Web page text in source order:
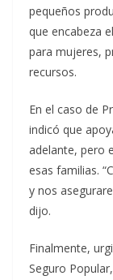
pequeños
que encabeza
para mujeres,
recursos.
En el caso de
indicó que
adelante, pero
esas familias.
y nos
dijo.
Finalmente,
Seguro